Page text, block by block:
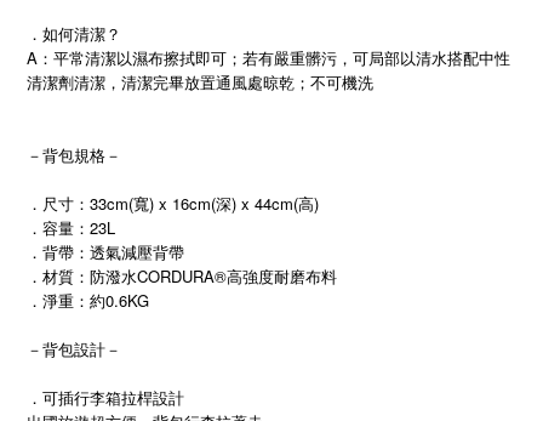
．如何清潔？
A：平常清潔以濕布擦拭即可；若有嚴重髒污，可局部以清水搭配中性
清潔劑清潔，清潔完畢放置通風處晾乾；不可機洗
－背包規格－
．尺寸：33cm(寬) x 16cm(深) x 44cm(高)
．容量：23L
．背帶：透氣減壓背帶
．材質： 防潑水CORDURA®高強度耐磨布料
．淨重：約0.6KG
－背包設計－
．可插行李箱拉桿設計